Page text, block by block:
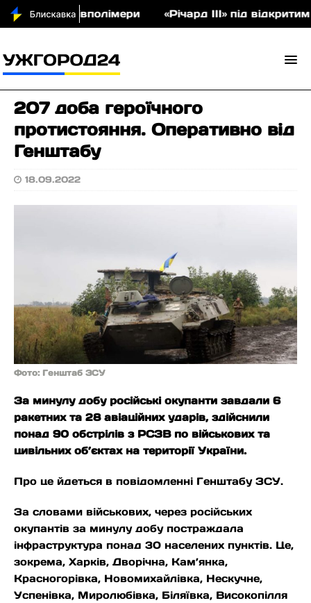
співполімери «Річард ІІІ» під відкритим
207 доба героїчного
протистояння. Оперативно від
Генштабу
18.09.2022
Фото: Генштаб ЗСУ
За минулу добу російські окупанти завдали 6
ракетних та 28 авіаційних ударів, здійснили
понад 90 обстрілів з РСЗВ по військових та
цивільних об’єктах на території України.
Про це йдеться в повідомленні Генштабу ЗСУ.
За словами військових, через російських
окупантів за минулу добу постраждала
інфраструктура понад 30 населених пунктів. Це,
зокрема, Харків, Дворічна, Кам’янка,
Красногорівка, Новомихайлівка, Нескучне,
Успенівка, Миролюбівка, Біляївка, Високопілля